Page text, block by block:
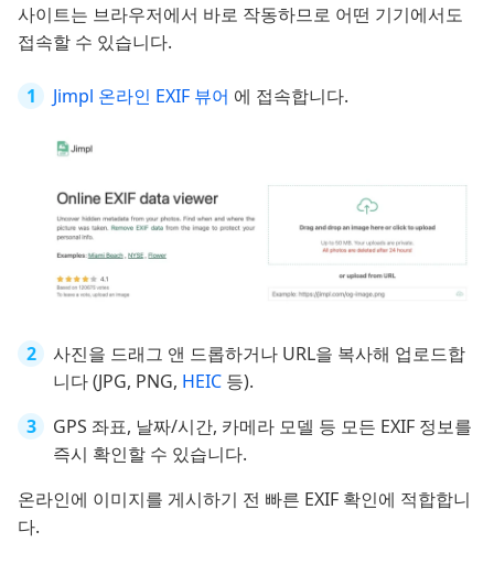
사이트는 브라우저에서 바로 작동하므로 어떤 기기에서도
접속할 수 있습니다.
Jimpl 온라인 EXIF 뷰어 에 접속합니다.
사진을 드래그 앤 드롭하거나 URL을 복사해 업로드합
니다 (JPG, PNG, HEIC 등).
GPS 좌표, 날짜/시간, 카메라 모델 등 모든 EXIF 정보를
즉시 확인할 수 있습니다.
온라인에 이미지를 게시하기 전 빠른 EXIF 확인에 적합합니
다.